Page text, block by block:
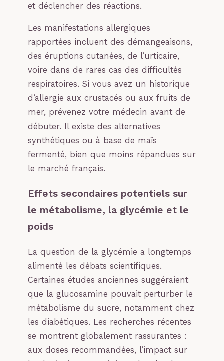
et déclencher des réactions.
Les manifestations allergiques
rapportées incluent des démangeaisons,
des éruptions cutanées, de l’urticaire,
voire dans de rares cas des difficultés
respiratoires. Si vous avez un historique
d’allergie aux crustacés ou aux fruits de
mer, prévenez votre médecin avant de
débuter. Il existe des alternatives
synthétiques ou à base de maïs
fermenté, bien que moins répandues sur
le marché français.
Effets secondaires potentiels sur
le métabolisme, la glycémie et le
poids
La question de la glycémie a longtemps
alimenté les débats scientifiques.
Certaines études anciennes suggéraient
que la glucosamine pouvait perturber le
métabolisme du sucre, notamment chez
les diabétiques. Les recherches récentes
se montrent globalement rassurantes :
aux doses recommandées, l’impact sur